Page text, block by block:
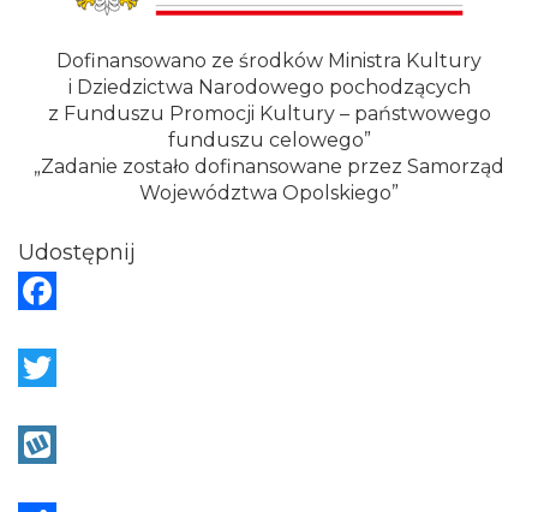
Dofinansowano ze środków Ministra Kultury
i Dziedzictwa Narodowego pochodzących
z Funduszu Promocji Kultury – państwowego
funduszu celowego”
„Zadanie zostało dofinansowane przez Samorząd
Województwa Opolskiego”
Udostępnij
a
e
w